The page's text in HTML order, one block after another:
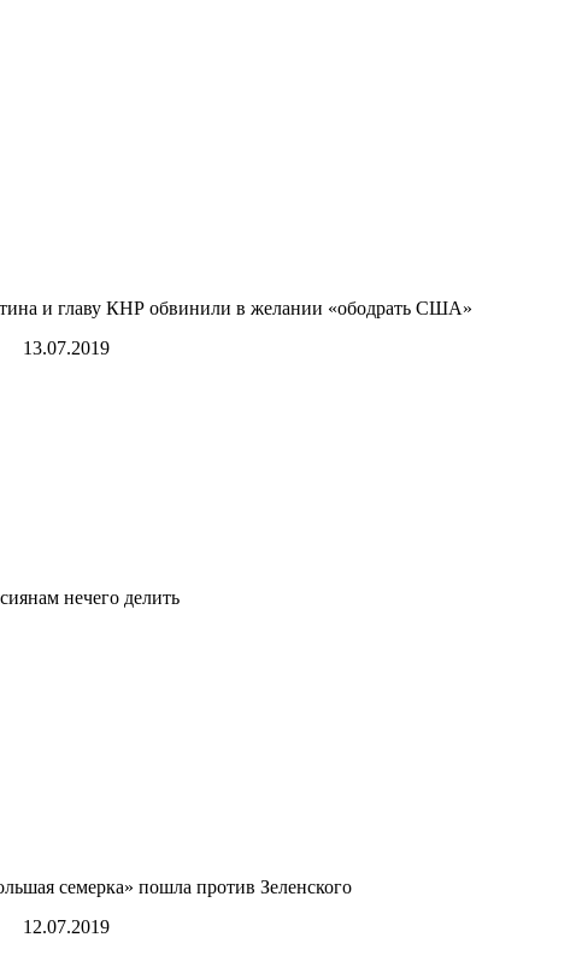
и главу КНР обвинили в желании «ободрать США»
13.07.2019
нечего делить
семерка» пошла против Зеленского
12.07.2019